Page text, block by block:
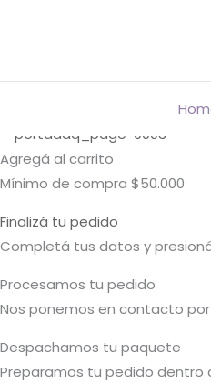
Agregá al carrito
Mínimo de compra $50.000
Finalizá tu pedido
Completá tus datos y
Procesamos tu pedido
Nos ponemos en contacto
Despachamos tu paquete
Preparamos tu pedido dentro